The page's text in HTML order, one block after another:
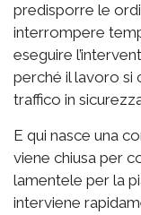
predisporre le
interrompere
eseguire
perché il lavoro si
traffico in
E qui nasce una
viene chiusa per
lamentele per la
interviene